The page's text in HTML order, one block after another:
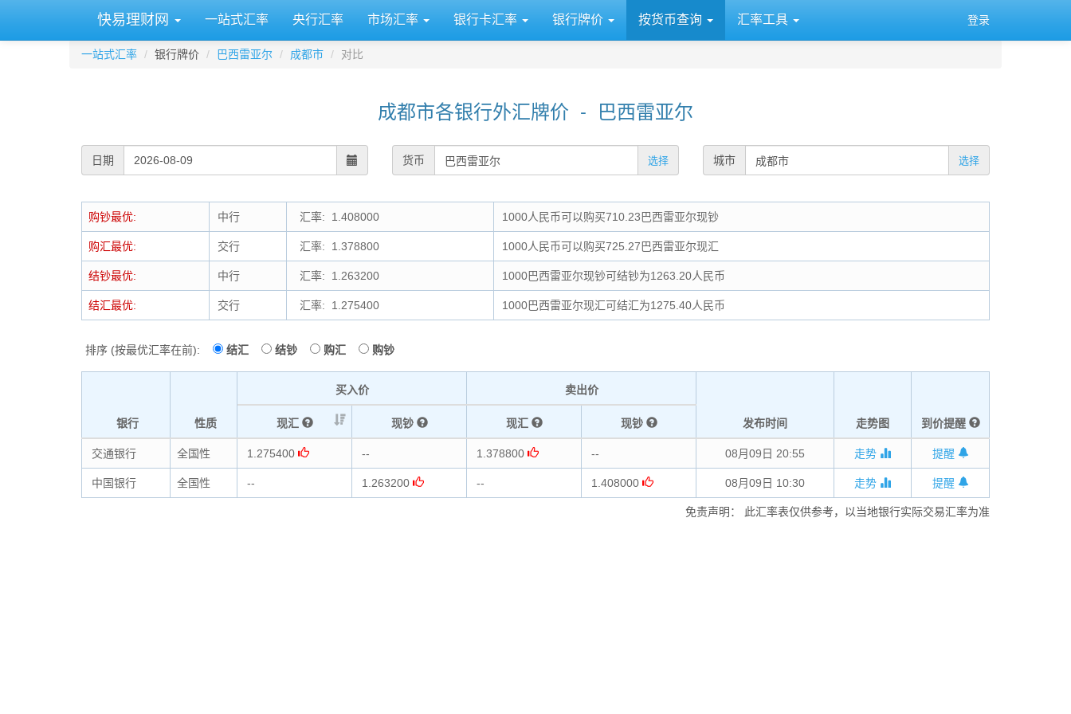
快易理财网 一站式汇率 央行汇率 市场汇率 银行卡汇率 银行牌价 按货币查询 汇率工具 登录
一站式汇率 银行牌价 巴西雷亚尔 成都市 对比
成都市各银行外汇牌价 - 巴西雷亚尔
日期 货币 选择 城市 选择
购钞最优: 中行 汇率: 1.408000 1000人民币可以购买710.23巴西雷亚尔现钞
购汇最优: 交行 汇率: 1.378800 1000人民币可以购买725.27巴西雷亚尔现汇
结钞最优: 中行 汇率: 1.263200 1000巴西雷亚尔现钞可结钞为1263.20人民币
结汇最优: 交行 汇率: 1.275400 1000巴西雷亚尔现汇可结汇为1275.40人民币
排序 (按最优汇率在前): 结汇 结钞 购汇 购钞
银行 性质
买入价 卖出价
发布时间 走势图 到价提醒
现汇 现钞 现汇 现钞
交通银行 全国性 1.275400 -- 1.378800 -- 08月09日 20:55 走势 提醒
中国银行 全国性 -- 1.263200 -- 1.408000 08月09日 10:30 走势 提醒
免责声明： 此汇率表仅供参考，以当地银行实际交易汇率为准